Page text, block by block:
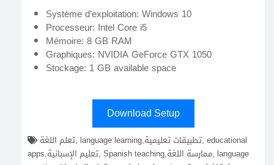
Système d'exploitation: Windows 10
Processeur: Intel Core i5
Mémoire: 8 GB RAM
Graphiques: NVIDIA GeForce GTX 1050
Stockage: 1 GB available space
Download Setup
apps,تعليم الإسبانية, Spanish teaching,ممارسة اللغة, language